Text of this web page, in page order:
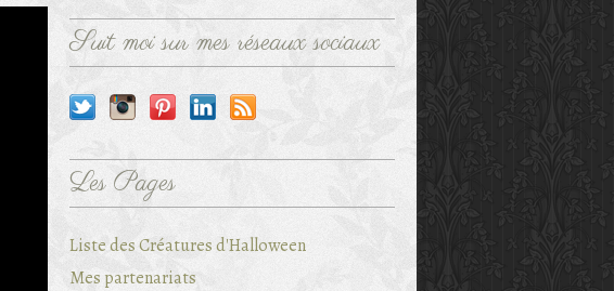
Suit moi sur mes réseaux sociaux
Les Pages
Liste des Créatures d'Halloween
Mes partenariats